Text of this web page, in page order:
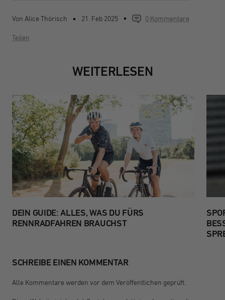
Von Alice Thörisch 21. Feb 2025 0 Kommentare
Teilen
WEITERLESEN
DEIN GUIDE: ALLES, WAS DU FÜRS
RENNRADFAHREN BRAUCHST
SCHREIBE EINEN KOMMENTAR
Alle Kommentare werden vor dem Veröffentlichen geprüft.